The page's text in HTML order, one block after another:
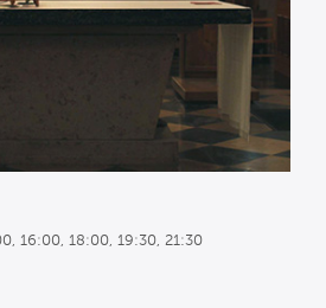
16:00, 18:00, 19:30, 21:30